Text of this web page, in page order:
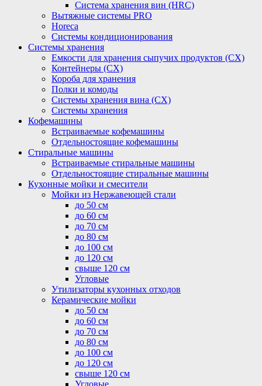
Система хранения вин (HRC)
Вытяжные системы PRO
Horeca
Системы кондиционирования
Системы хранения
Емкости для хранения сыпучих продуктов (СХ)
Контейнеры (СХ)
Короба для хранения
Полки и комоды
Системы хранения вина (СХ)
Системы хранения
Кофемашины
Встраиваемые кофемашины
Отдельностоящие кофемашины
Стиральные машины
Встраиваемые стиральные машины
Отдельностоящие стиральные машины
Кухонные мойки и смесители
Мойки из Нержавеющей стали
до 50 см
до 60 см
до 70 см
до 80 см
до 100 см
до 120 см
свыше 120 см
Угловые
Утилизаторы кухонных отходов
Керамические мойки
до 50 см
до 60 см
до 70 см
до 80 см
до 100 см
до 120 см
свыше 120 см